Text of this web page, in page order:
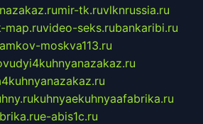
mir-tk.ruvlknrussia.ru
map.ruvideo-seks.rubankaribi.ru
moskva113.ru
kuhnyaekuhnyaafabrika.ru
e-abis1c.ru